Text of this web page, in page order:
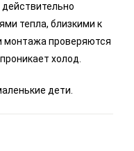
тепла, близкими к
монтажа проверяются
холод.
дети.